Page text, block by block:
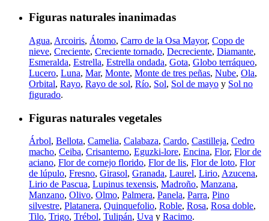
Figuras naturales inanimadas
Agua, Arcoiris, Átomo, Carro de la Osa Mayor, Copo de
nieve, Creciente, Creciente tornado, Decreciente, Diamante,
Esmeralda, Estrella, Estrella ondada, Gota, Globo terráqueo,
Lucero, Luna, Mar, Monte, Monte de tres peñas, Nube, Ola,
Orbital, Rayo, Rayo de sol, Río, Sol, Sol de mayo y Sol no
figurado.
Figuras naturales vegetales
Árbol, Bellota, Camelia, Calabaza, Cardo, Castilleja, Cedro
macho, Ceiba, Crisantemo, Eguzki-lore, Encina, Flor, Flor de
aciano, Flor de cornejo florido, Flor de lis, Flor de loto, Flor
de lúpulo, Fresno, Girasol, Granada, Laurel, Lirio, Azucena,
Lirio de Pascua, Lupinus texensis, Madroño, Manzana,
Manzano, Olivo, Olmo, Palmera, Panela, Parra, Pino
silvestre, Platanera, Quinquefolio, Roble, Rosa, Rosa doble,
Tilo, Trigo, Trébol, Tulipán, Uva y Racimo.